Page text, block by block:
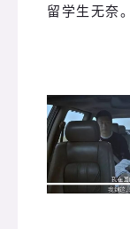
留学生无奈。